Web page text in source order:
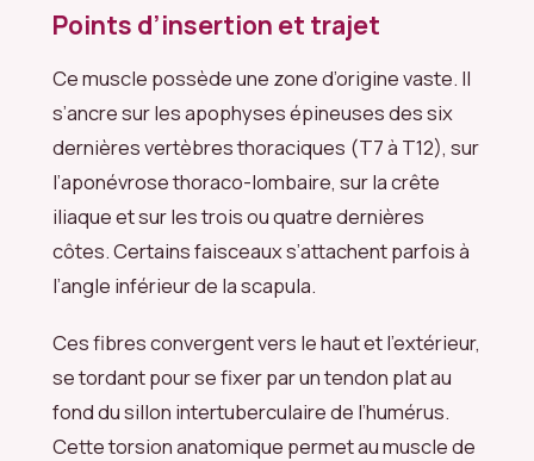
Points d’insertion et trajet
Ce muscle possède une zone d’origine vaste. Il
s’ancre sur les apophyses épineuses des six
dernières vertèbres thoraciques (T7 à T12), sur
l’aponévrose thoraco-lombaire, sur la crête
iliaque et sur les trois ou quatre dernières
côtes. Certains faisceaux s’attachent parfois à
l’angle inférieur de la scapula.
Ces fibres convergent vers le haut et l’extérieur,
se tordant pour se fixer par un tendon plat au
fond du sillon intertuberculaire de l’humérus.
Cette torsion anatomique permet au muscle de